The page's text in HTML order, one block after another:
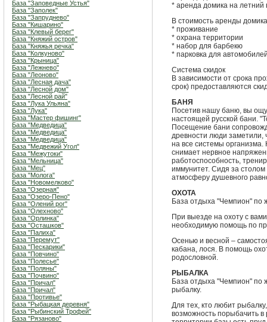
База "Заповедные Устья"
База "Заполек"
База "Запруднево"
База "Кишарино"
База "Клевый берег"
База "Княжий остров"
База "Княжья речка"
База "Колкуново"
База "Крыница"
База "Лежнево"
База "Леоново"
База "Лесная дача"
База "Лесной дом"
База "Лесной рай"
База "Лука Ульяна"
База "Лука"
База "Мастер фишинг"
База "Медведица"
База "Медведица"
База "Медведица"
База "Медвежий Угол"
База "Межутоки"
База "Мельница"
База "Мец"
База "Молога"
База "Новомелково"
База "Озерная"
База "Озеро-Пено"
База "Олений рог"
База "Олехново"
База "Орлинка"
База "Осташков"
База "Палиха"
База "Перемут"
База "Пескарики"
База "Повчино"
База "Полесье"
База "Поляны"
База "Почвино"
База "Причал"
База "Причал"
База "Противье"
База "Рыбацкая деревня"
База "Рыбинский Трофей"
База "Рязаново"
* аренда домика на летний
В стоимость аренды
* проживание
* охрана территории
* набор для барбекю
* парковка для
Система скидок
В зависимости от срока
срок) предоставляются
БАНЯ
Посетив нашу баню, вы
настоящей русской бани.
Посещение бани
древности люди заметили,
на все системы организма.
снимает нервное
работоспособность,
иммунитет. Сидя за столом
атмосферу душевного
ОХОТА
База отдыха "Чемпион" по
При выезде на охоту с
необходимую помощь по
Осенью и весной –
кабана, лося. В помощь
родословной.
РЫБАЛКА
База отдыха "Чемпион" по
рыбалку.
Для тех, кто любит
возможность порыбачить